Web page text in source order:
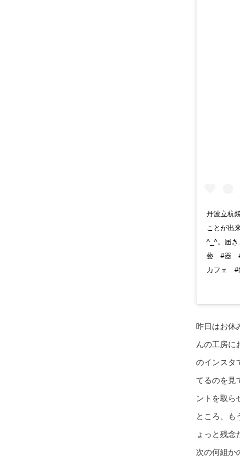
丹波立杭
ことが出
^_^。届
藝 #器 #
カフェ #
昨日はお休
んの工房に
のインスタ
てるのを見
ントを取ら
ところ、も
ょっと残念
次の何組か